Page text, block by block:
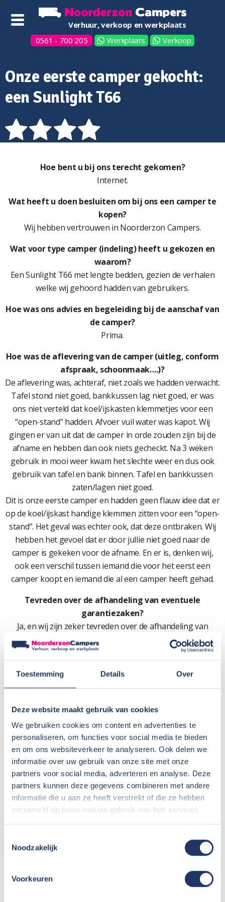
Toestemming Details Over
Deze website maakt gebruik van cookies
We gebruiken cookies om content en advertenties te
personaliseren, om functies voor social media te bieden
en om ons websiteverkeer te analyseren. Ook delen we
informatie over uw gebruik van onze site met onze
partners voor social media, adverteren en analyse. Deze
partners kunnen deze gegevens combineren met andere
informatie die u aan ze heeft verstrekt of die ze hebben
verzameld op basis van uw gebruik van hun services.
Noodzakelijk
Voorkeuren
Verhuur, verkoop en werkplaats
0561 - 700 205
Werkplaats Verkoop
Onze eerste camper gekocht:
een Sunlight T66
Hoe bent u bij ons terecht gekomen?
Internet.
Wat heeft u doen besluiten om bij ons een camper te
kopen?
Wij hebben vertrouwen in Noorderzon Campers.
Wat voor type camper (indeling) heeft u gekozen en
waarom?
Een Sunlight T66 met lengte bedden, gezien de verhalen
welke wij gehoord hadden van gebruikers.
Hoe was ons advies en begeleiding bij de aanschaf van
de camper?
Prima.
Hoe was de aflevering van de camper (uitleg, conform
afspraak, schoonmaak….)?
De aflevering was, achteraf, niet zoals we hadden verwacht.
Tafel stond niet goed, bankkussen lag niet goed, er was
ons niet verteld dat koel/ijskasten klemmetjes voor een
“open-stand” hadden. Afvoer vuil water was kapot. Wij
gingen er van uit dat de camper in orde zouden zijn bij de
afname en hebben dan ook niets gecheckt. Na 3 weken
gebruik in mooi weer kwam het slechte weer en dus ook
gebruik van tafel en bank binnen. Tafel en bankkussen
zaten/lagen niet goed.
Dit is onze eerste camper en hadden geen flauw idee dat er
op de koel/ijskast handige klemmen zitten voor een “open-
stand”. Het geval was echter ook, dat deze ontbraken. Wij
hebben het gevoel dat er door jullie niet goed naar de
camper is gekeken voor de afname. En er is, denken wij,
ook een verschil tussen iemand die voor het eerst een
camper koopt en iemand die al een camper heeft gehad.
Tevreden over de afhandeling van eventuele
garantiezaken?
Ja, en wij zijn zeker tevreden over de afhandeling van
bovenstaande zaken en ook de garantiezaken.
Zou u Noorderzon aanbevelen?
Jazeker
Review van: Rien, Noord-Holland (oktober 2019)
KOPER
Plaats / Provincie: